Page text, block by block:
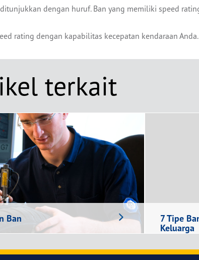
dengan huruf. Ban yang memiliki speed
rating dengan kapabilitas kecepatan kendaraan Anda.
terkait
Ban
Anda.
7 Tipe
Keluarga
7 Tipe